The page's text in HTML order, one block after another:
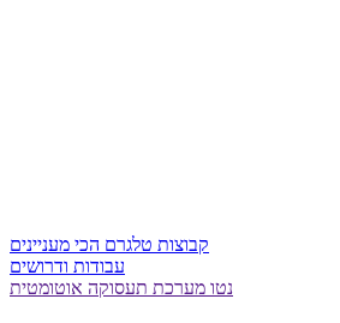
קבוצות טלגרם הכי מעניינים
עבודות ודרושים
נטו מערכת תעסוקה אוטומטית